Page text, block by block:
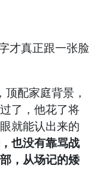
才真正跟一张脸
配家庭背景，
了，他花了将
就能认出来的
也没有靠骂战
，从场记的矮